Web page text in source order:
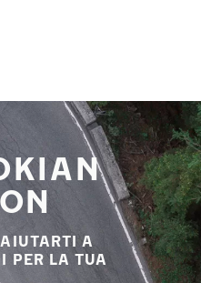
A
PER LA TUA